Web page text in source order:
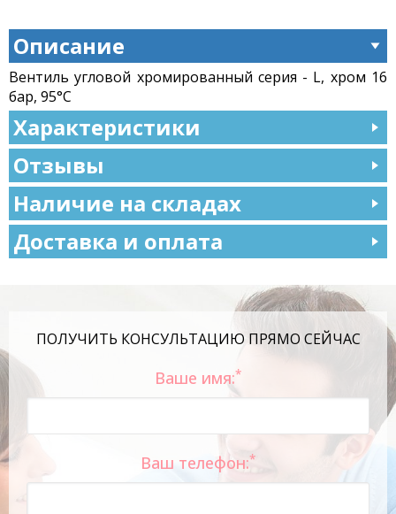
Описание
Вентиль угловой хромированный серия - L, хром 16
бар, 95°С
Характеристики
Отзывы
Наличие на складах
Доставка и оплата
ПОЛУЧИТЬ КОНСУЛЬТАЦИЮ ПРЯМО СЕЙЧАС
Ваше имя:*
Ваш телефон:*